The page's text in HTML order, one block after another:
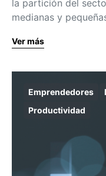
la partición del
medianas y
Ver más
Emprendedores
Productividad